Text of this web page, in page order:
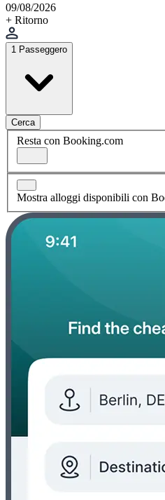
09/08/2026
+ Ritorno
1 Passeggero
Cerca
Resta con Booking.com
Mostra alloggi disponibili con